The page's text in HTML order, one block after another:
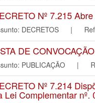
Nº 7.215
DECRETOS | Ref.
DE
PUBLICAÇÃO |
Nº 7.214
Lei Complementar